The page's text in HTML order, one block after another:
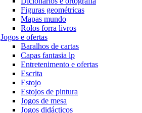
Figuras geométricas
Mapas mundo
Rolos forra livros
Jogos e ofertas
Baralhos de cartas
Capas fantasia lp
Entretenimento e ofertas
Escrita
Estojo
Estojos de pintura
Jogos de mesa
Jogos didácticos